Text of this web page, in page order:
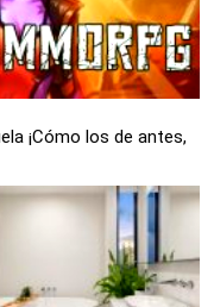
¡Cómo los de antes,